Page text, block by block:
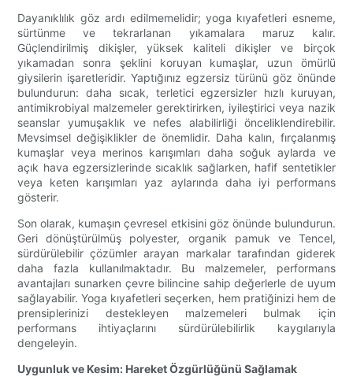
Dayanıklılık göz ardı edilmemelidir; yoga kıyafetleri esneme,
sürtünme ve tekrarlanan yıkamalara maruz kalır.
Güçlendirilmiş dikişler, yüksek kaliteli dikişler ve birçok
yıkamadan sonra şeklini koruyan kumaşlar, uzun ömürlü
giysilerin işaretleridir. Yaptığınız egzersiz türünü göz önünde
bulundurun: daha sıcak, terletici egzersizler hızlı kuruyan,
antimikrobiyal malzemeler gerektirirken, iyileştirici veya nazik
seanslar yumuşaklık ve nefes alabilirliği önceliklendirebilir.
Mevsimsel değişiklikler de önemlidir. Daha kalın, fırçalanmış
kumaşlar veya merinos karışımları daha soğuk aylarda ve
açık hava egzersizlerinde sıcaklık sağlarken, hafif sentetikler
veya keten karışımları yaz aylarında daha iyi performans
gösterir.
Son olarak, kumaşın çevresel etkisini göz önünde bulundurun.
Geri dönüştürülmüş polyester, organik pamuk ve Tencel,
sürdürülebilir çözümler arayan markalar tarafından giderek
daha fazla kullanılmaktadır. Bu malzemeler, performans
avantajları sunarken çevre bilincine sahip değerlerle de uyum
sağlayabilir. Yoga kıyafetleri seçerken, hem pratiğinizi hem de
prensiplerinizi destekleyen malzemeleri bulmak için
performans ihtiyaçlarını sürdürülebilirlik kaygılarıyla
dengeleyin.
Uygunluk ve Kesim: Hareket Özgürlüğünü Sağlamak